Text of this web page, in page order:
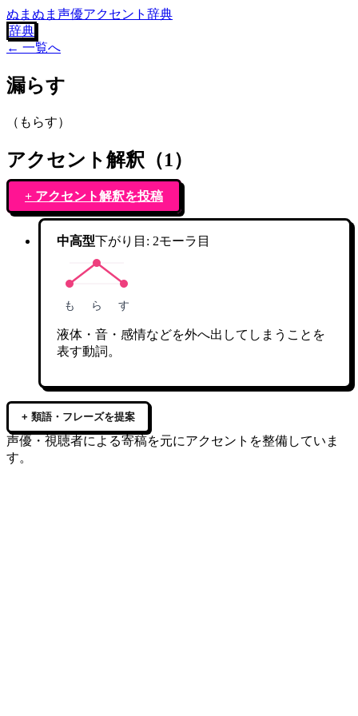
ぬまぬま声優アクセント辞典
辞典
← 一覧へ
漏らす
（ もらす）
アクセント解釈（1）
+ アクセント解釈を投稿
中高型下がり目: 2モーラ目
も ら す
液体・音・感情などを外へ出してしまうことを
表す動詞。
+ 類語・フレーズを提案
声優・視聴者による寄稿を元にアクセントを整備していま
す。